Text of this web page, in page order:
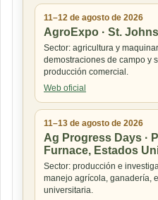
11–12 de agosto de 2026
AgroExpo · St.
Sector: agricultura y
demostraciones de campo y
producción comercial.
Web oficial
11–13 de agosto de 2026
Ag Progress Days ·
Furnace, Estados
Sector: producción e
manejo agrícola, ganadería,
universitaria.